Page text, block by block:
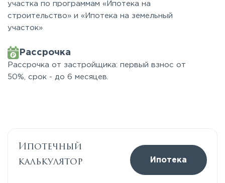
участка по программам «Ипотека на
строительство» и «Ипотека на земельный
участок»
Рассрочка
Рассрочка от застройщика: первый взнос от
50%, срок - до 6 месяцев.
Ипотечный
калькулятор
Ипотека